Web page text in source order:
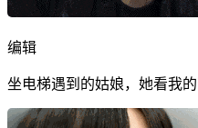
编辑
坐电梯遇到的姑娘，她看我的